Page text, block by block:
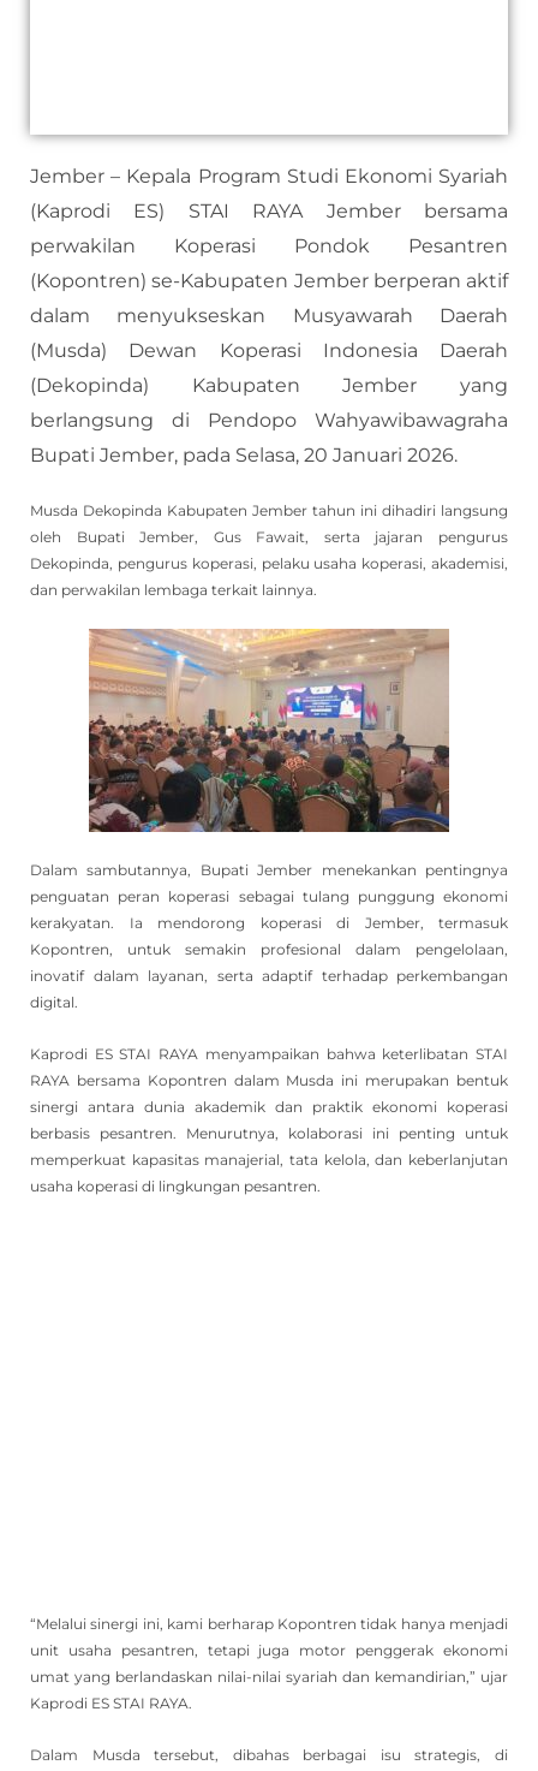
Jember – Kepala Program Studi Ekonomi Syariah
(Kaprodi ES) STAI RAYA Jember bersama
perwakilan Koperasi Pondok Pesantren
(Kopontren) se-Kabupaten Jember berperan aktif
dalam menyukseskan Musyawarah Daerah
(Musda) Dewan Koperasi Indonesia Daerah
(Dekopinda) Kabupaten Jember yang
berlangsung di Pendopo Wahyawibawagraha
Bupati Jember, pada Selasa, 20 Januari 2026.
Musda Dekopinda Kabupaten Jember tahun ini dihadiri langsung
oleh Bupati Jember, Gus Fawait, serta jajaran pengurus
Dekopinda, pengurus koperasi, pelaku usaha koperasi, akademisi,
dan perwakilan lembaga terkait lainnya.
Dalam sambutannya, Bupati Jember menekankan pentingnya
penguatan peran koperasi sebagai tulang punggung ekonomi
kerakyatan. Ia mendorong koperasi di Jember, termasuk
Kopontren, untuk semakin profesional dalam pengelolaan,
inovatif dalam layanan, serta adaptif terhadap perkembangan
digital.
Kaprodi ES STAI RAYA menyampaikan bahwa keterlibatan STAI
RAYA bersama Kopontren dalam Musda ini merupakan bentuk
sinergi antara dunia akademik dan praktik ekonomi koperasi
berbasis pesantren. Menurutnya, kolaborasi ini penting untuk
memperkuat kapasitas manajerial, tata kelola, dan keberlanjutan
usaha koperasi di lingkungan pesantren.
“Melalui sinergi ini, kami berharap Kopontren tidak hanya menjadi
unit usaha pesantren, tetapi juga motor penggerak ekonomi
umat yang berlandaskan nilai-nilai syariah dan kemandirian,” ujar
Kaprodi ES STAI RAYA.
Dalam Musda tersebut, dibahas berbagai isu strategis, di